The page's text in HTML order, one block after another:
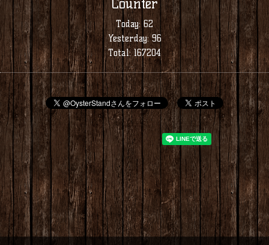
Counter
Today: 62
Yesterday:96
Total:167204